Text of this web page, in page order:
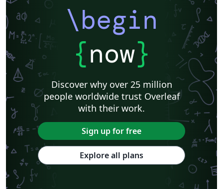
\begin
{now}
Discover why over 25 million
people worldwide trust Overleaf
with their work.
Sign up for free
Explore all plans